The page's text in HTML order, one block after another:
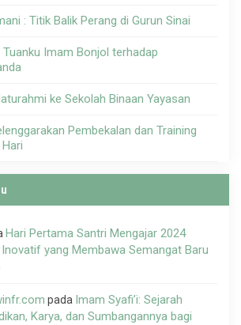
: Titik Balik Perang di Gurun Sinai
Imam Bonjol terhadap
ke Sekolah Binaan Yayasan
Pembekalan dan Training
Hari Pertama Santri Mengajar 2024
yang Membawa Semangat Baru
pada Imam Syafi’i: Sejarah
Karya, dan Sumbangannya bagi